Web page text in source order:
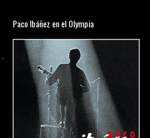
Paco Ibáñez en el Olympia